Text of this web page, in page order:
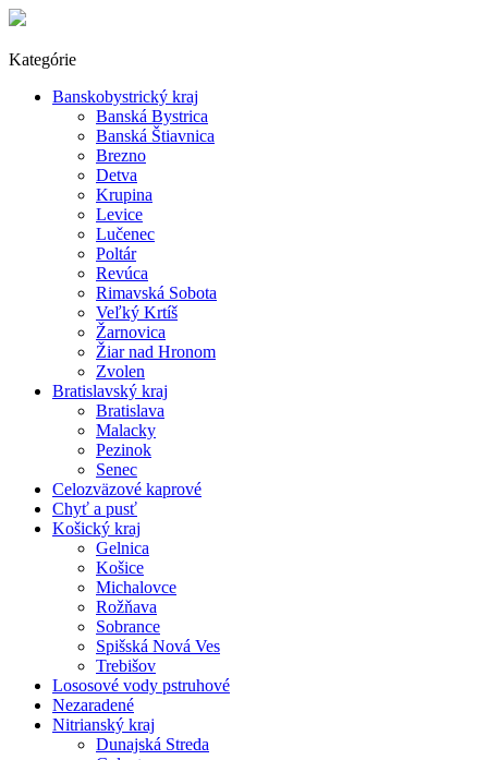
Kategórie
Banskobystrický kraj
Banská Bystrica
Banská Štiavnica
Brezno
Detva
Krupina
Levice
Lučenec
Poltár
Revúca
Rimavská Sobota
Veľký Krtíš
Žarnovica
Žiar nad Hronom
Zvolen
Bratislavský kraj
Bratislava
Malacky
Pezinok
Senec
Celozväzové kaprové
Chyť a pusť
Košický kraj
Gelnica
Košice
Michalovce
Rožňava
Sobrance
Spišská Nová Ves
Trebišov
Lososové vody pstruhové
Nezaradené
Nitrianský kraj
Dunajská Streda